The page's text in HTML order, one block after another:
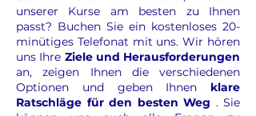
unserer Kurse am besten zu Ihnen
passt? Buchen Sie ein kostenloses 20-
minütiges Telefonat mit uns. Wir hören
uns Ihre Ziele und Herausforderungen
an, zeigen Ihnen die verschiedenen
Optionen und geben Ihnen klare
Ratschläge für den besten Weg . Sie